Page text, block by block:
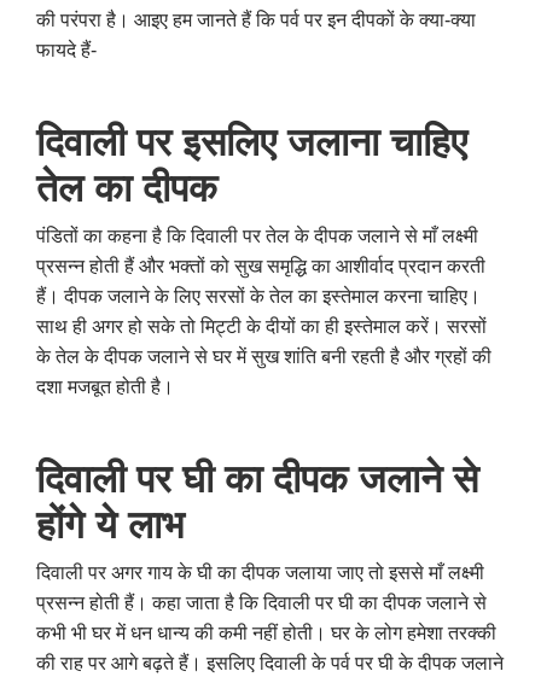
की परंपरा है। आइए हम जानते हैं कि पर्व पर इन दीपकों के क्या-क्या
फायदे हैं-
दिवाली पर इसलिए जलाना चाहिए
तेल का दीपक
पंडितों का कहना है कि दिवाली पर तेल के दीपक जलाने से माँ लक्ष्मी
प्रसन्न होती हैं और भक्तों को सुख समृद्धि का आशीर्वाद प्रदान करती
हैं। दीपक जलाने के लिए सरसों के तेल का इस्तेमाल करना चाहिए।
साथ ही अगर हो सके तो मिट्टी के दीयों का ही इस्तेमाल करें। सरसों
के तेल के दीपक जलाने से घर में सुख शांति बनी रहती है और ग्रहों की
दशा मजबूत होती है।
दिवाली पर घी का दीपक जलाने से
होंगे ये लाभ
दिवाली पर अगर गाय के घी का दीपक जलाया जाए तो इससे माँ लक्ष्मी
प्रसन्न होती हैं। कहा जाता है कि दिवाली पर घी का दीपक जलाने से
कभी भी घर में धन धान्य की कमी नहीं होती। घर के लोग हमेशा तरक्की
की राह पर आगे बढ़ते हैं। इसलिए दिवाली के पर्व पर घी के दीपक जलाने